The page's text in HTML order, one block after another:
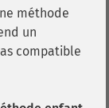
méthode
un
compatible